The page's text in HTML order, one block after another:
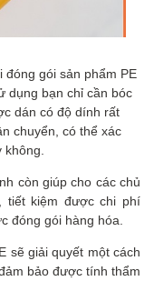
gói sản phẩm PE
dụng bạn chỉ cần bóc
dán có độ dính rất
chuyển, có thể xác
còn giúp cho các chủ
tiết kiệm được chi phí
đóng gói hàng hóa.
sẽ giải quyết một cách
bảo được tính thẩm